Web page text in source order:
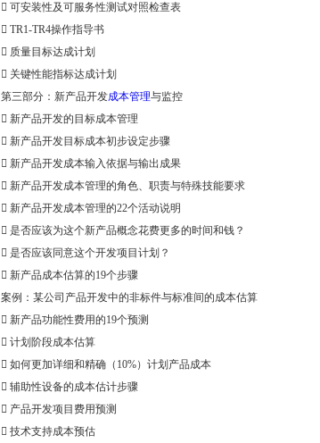
 可安装性及可服务性测试对照检查表
 TR1-TR4操作指导书
 质量目标达成计划
 关键性能指标达成计划
第三部分：新产品开发成本管理与监控
 新产品开发的目标成本管理
 新产品开发目标成本初步设定步骤
 新产品开发成本输入依据与输出成果
 新产品开发成本管理的角色、职责与特殊技能要求
 新产品开发成本管理的22个活动说明
 是否应该为这个新产品概念花费更多的时间和钱？
 是否应该同意这个开发项目计划？
 新产品成本估算的19个步骤
案例：某公司产品开发中的非标件与标准间的成本估算
 新产品功能性费用的19个预测
 计划阶段成本估算
 如何更加详细和精确（10%）计划产品成本
 辅助性设备的成本估计步骤
 产品开发项目费用预测
 技术支持成本预估